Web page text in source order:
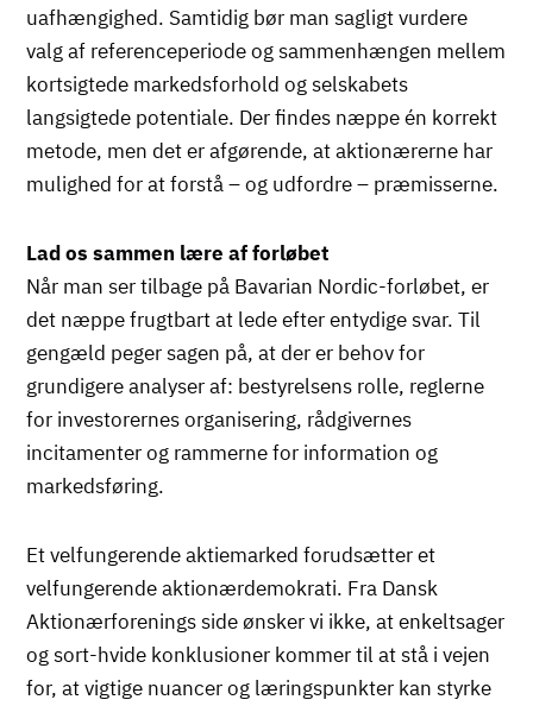
uafhængighed. Samtidig bør man sagligt vurdere
valg af referenceperiode og sammenhængen mellem
kortsigtede markedsforhold og selskabets
langsigtede potentiale. Der findes næppe én korrekt
metode, men det er afgørende, at aktionærerne har
mulighed for at forstå – og udfordre – præmisserne.
Lad os sammen lære af forløbet
Når man ser tilbage på Bavarian Nordic-forløbet, er
det næppe frugtbart at lede efter entydige svar. Til
gengæld peger sagen på, at der er behov for
grundigere analyser af: bestyrelsens rolle, reglerne
for investorernes organisering, rådgivernes
incitamenter og rammerne for information og
markedsføring.
Et velfungerende aktiemarked forudsætter et
velfungerende aktionærdemokrati. Fra Dansk
Aktionærforenings side ønsker vi ikke, at enkeltsager
og sort-hvide konklusioner kommer til at stå i vejen
for, at vigtige nuancer og læringspunkter kan styrke